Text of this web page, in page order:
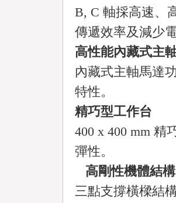
B, C 軸採高速、
傳遞效率及減少
高性能內藏式主
內藏式主軸馬達
特性。
精巧型工作台
400 x 400 mm 精
彈性。
高剛性機體結構
三點支撐橫樑結